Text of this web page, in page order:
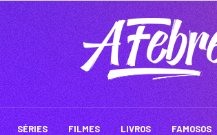
SÉRIES FILMES LIVROS FAMOSOS